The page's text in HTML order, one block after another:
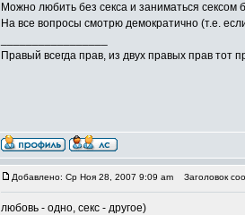
Можно любить без секса и заниматься
На все вопросы смотрю демократично (т.е.
Правый всегда прав, из двух правых прав тот
Добавлено: Ср Ноя 28, 2007 9:09 am Заголовок
любовь - одно, секс - другое)